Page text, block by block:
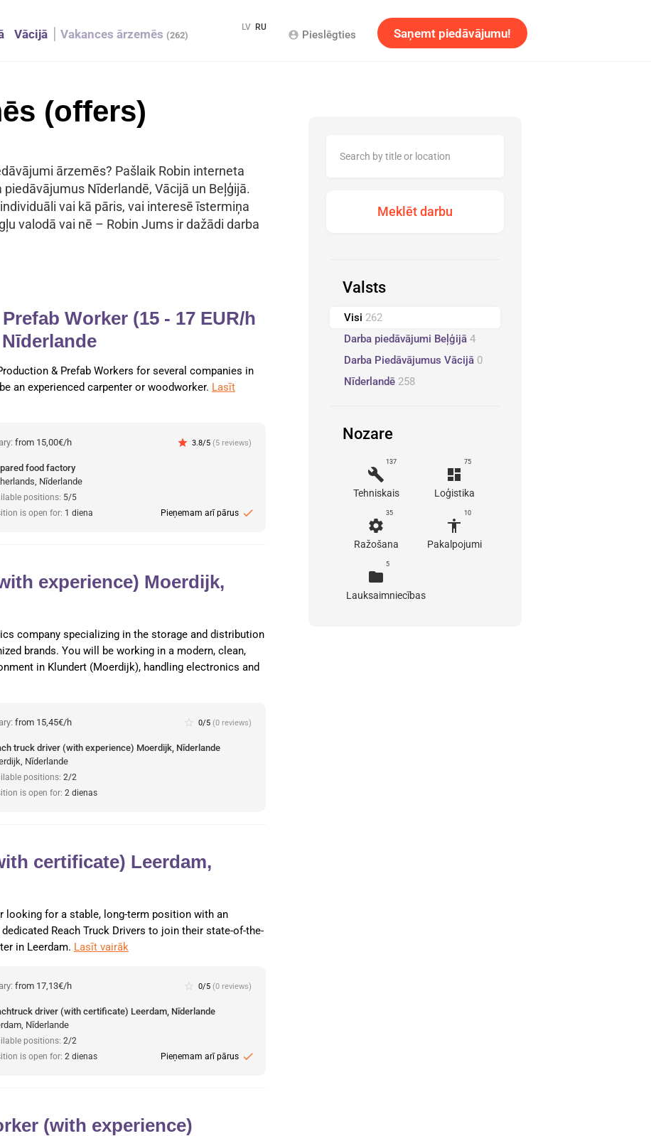
Vācijā Vakances ārzemēs (262) Saņemt piedāvājumu!
account_circle Pieslēgties
LV RU
(offers)
ārzemēs? Pašlaik Robin interneta
piedāvājumus Nīderlandē, Vācijā un Beļģijā.
vai kā pāris, vai interesē īstermiņa
valodā vai nē – Robin Jums ir dažādi darba
Worker (15 - 17 EUR/h
& Prefab Workers for several companies in
an experienced carpenter or woodworker. Lasīt
from 15,00€/h star 3.8/5 (5 reviews)
food factory
Nīderlande
positions: 5/5
is open for: 1 diena Pieņemam arī pārus check
experience) Moerdijk,
company specializing in the storage and distribution
brands. You will be working in a modern, clean,
in Klundert (Moerdijk), handling electronics and
from 15,45€/h star_border 0/5 (0 reviews)
truck driver (with experience) Moerdijk, Nīderlande
Nīderlande
positions: 2/2
is open for: 2 dienas
certificate) Leerdam,
looking for a stable, long-term position with an
Reach Truck Drivers to join their state-of-the-
in Leerdam. Lasīt vairāk
from 17,13€/h star_border 0/5 (0 reviews)
driver (with certificate) Leerdam, Nīderlande
Nīderlande
positions: 2/2
is open for: 2 dienas Pieņemam arī pārus check
(with experience)
Valsts
Visi 262
Darba piedāvājumi Beļģijā 4
Darba Piedāvājumus Vācijā 0
Nīderlandē 258
Nozare
137
build
Tehniskais
75
dashboard
Loģistika
35
settings
Ražošana
10
accessibility
Pakalpojumi
5
folder
Lauksaimniecības